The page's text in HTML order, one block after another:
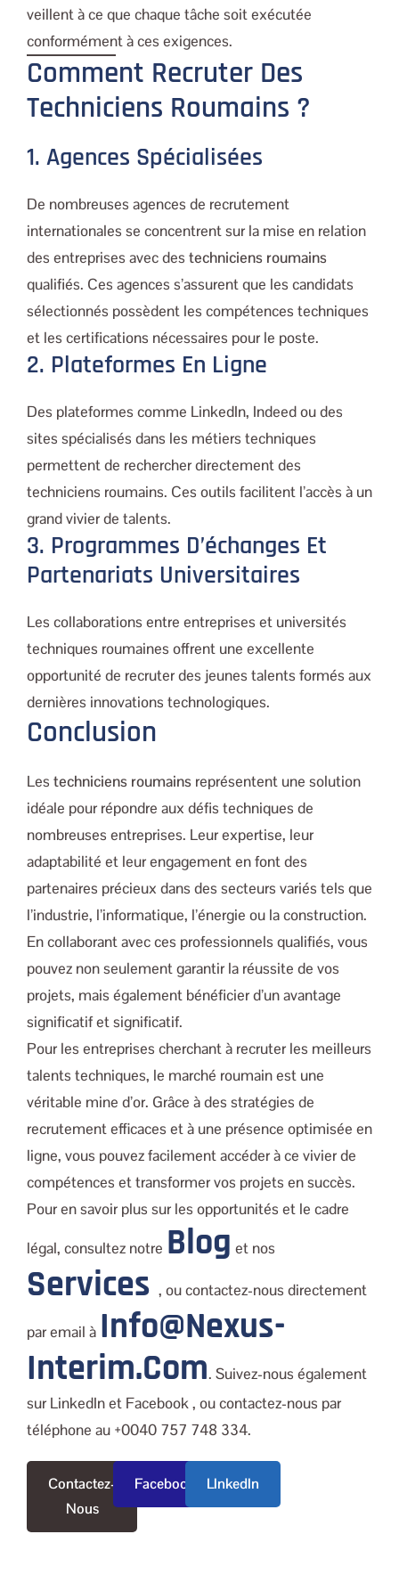
veillent à ce que chaque tâche soit exécutée
conformément à ces exigences.
Comment Recruter Des
Techniciens Roumains ?
1. Agences Spécialisées
De nombreuses agences de recrutement
internationales se concentrent sur la mise en relation
des entreprises avec des techniciens roumains
qualifiés. Ces agences s’assurent que les candidats
sélectionnés possèdent les compétences techniques
et les certifications nécessaires pour le poste.
2. Plateformes En Ligne
Des plateformes comme LinkedIn, Indeed ou des
sites spécialisés dans les métiers techniques
permettent de rechercher directement des
techniciens roumains. Ces outils facilitent l’accès à un
grand vivier de talents.
3. Programmes D’échanges Et
Partenariats Universitaires
Les collaborations entre entreprises et universités
techniques roumaines offrent une excellente
opportunité de recruter des jeunes talents formés aux
dernières innovations technologiques.
Conclusion
Les techniciens roumains représentent une solution
idéale pour répondre aux défis techniques de
nombreuses entreprises. Leur expertise, leur
adaptabilité et leur engagement en font des
partenaires précieux dans des secteurs variés tels que
l’industrie, l’informatique, l’énergie ou la construction.
En collaborant avec ces professionnels qualifiés, vous
pouvez non seulement garantir la réussite de vos
projets, mais également bénéficier d’un avantage
significatif et significatif.
Pour les entreprises cherchant à recruter les meilleurs
talents techniques, le marché roumain est une
véritable mine d’or. Grâce à des stratégies de
recrutement efficaces et à une présence optimisée en
ligne, vous pouvez facilement accéder à ce vivier de
compétences et transformer vos projets en succès.
Pour en savoir plus sur les opportunités et le cadre
légal, consultez notre Blog et nos
Services , ou contactez-nous directement
par email à Info@nexus-
Interim.com. Suivez-nous également
sur LinkedIn et Facebook , ou contactez-nous par
téléphone au +0040 757 748 334.
Contactez-
Nous
Facebook LInkedIn